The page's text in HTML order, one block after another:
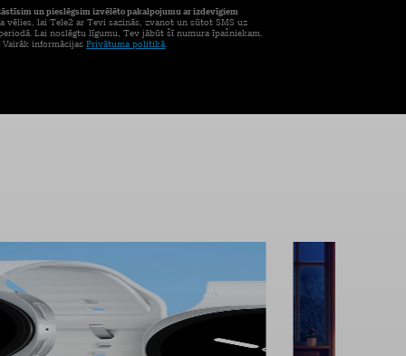
un pieslēgsim izvēlēto pakalpojumu ar izdevīgiem
vēlies, lai Tele2 ar Tevi sazinās, zvanot un sūtot SMS uz
Lai noslēgtu līgumu, Tev jābūt šī numura īpašniekam.
Vairāk informācijasPrivātuma politikā.